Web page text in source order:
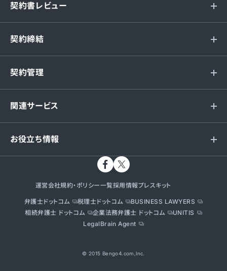
契約書レビュー
契約締結
契約管理
関連サービス
お役立ち情報
運営会社規約・ポリシー一覧採用情報プレスキット
弁護士ドットコム 税理士ドットコム
BUSINESS LAWYERS
相続弁護士 ドットコム
企業法務弁護士 ドットコム
UNITIS
LegalBrain Agent
© 2015 Bengo4.com,Inc.